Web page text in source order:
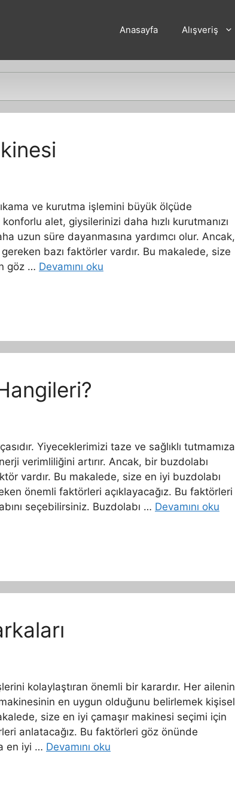
Anasayfa Alışveriş
ve kurutma işlemini büyük ölçüde
alet, giysilerinizi daha hızlı kurutmanızı
uzun süre dayanmasına yardımcı olur. Ancak,
bazı faktörler vardır. Bu makalede, size
göz … Devamını oku
Yiyeceklerimizi taze ve sağlıklı tutmamıza
verimliliğini artırır. Ancak, bir buzdolabı
vardır. Bu makalede, size en iyi buzdolabı
önemli faktörleri açıklayacağız. Bu faktörleri
seçebilirsiniz. Buzdolabı … Devamını oku
kolaylaştıran önemli bir karardır. Her ailenin
en uygun olduğunu belirlemek kişisel
size en iyi çamaşır makinesi seçimi için
anlatacağız. Bu faktörleri göz önünde
en iyi … Devamını oku